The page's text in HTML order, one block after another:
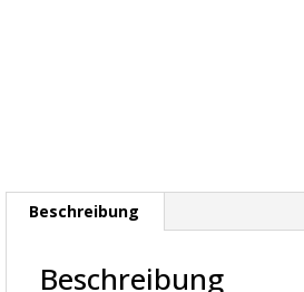
Beschreibung
Beschreibung